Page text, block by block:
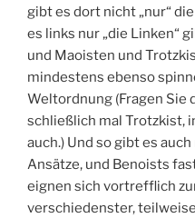
gibt es dort nicht „nur“
es links nur „die Linken“
und Maoisten und
mindestens ebenso
Weltordnung (Fragen Sie
schließlich mal Trotzkist,
auch.) Und so gibt es
Ansätze, und Benoists
eignen sich vortrefflich
verschiedenster,